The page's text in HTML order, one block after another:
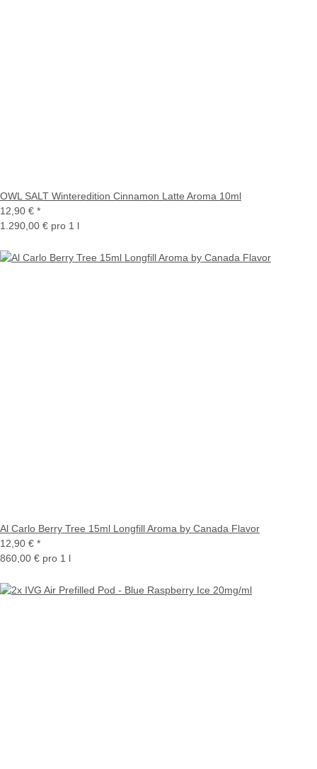
OWL SALT Winteredition Cinnamon Latte Aroma 10ml
12,90 € *
1.290,00 € pro 1 l
Al Carlo Berry Tree 15ml Longfill Aroma by Canada Flavor
12,90 € *
860,00 € pro 1 l